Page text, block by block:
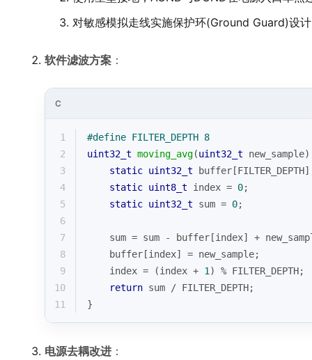
对敏感模拟走线实施保护环(Ground Guard)设计
软件滤波方案 ：
C
1 #define FILTER_DEPTH 8
2
uint32_t moving_avg(uint32_t new_sample)
3
static uint32_t
4
static uint8_t index = 0;
5
static uint32_t sum = 0;
6
7
sum = sum - buffer[index] +
8
    buffer[index] = new_sample;
9
    index = (index +
1 ) % FILTER_DEPTH;
10
return sum / FILTER_DEPTH;
11
}
电源去耦改进 ：